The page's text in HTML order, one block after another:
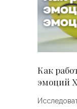
Как
эмоций